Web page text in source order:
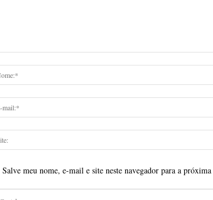
Salve meu nome, e-mail e site neste navegador para a